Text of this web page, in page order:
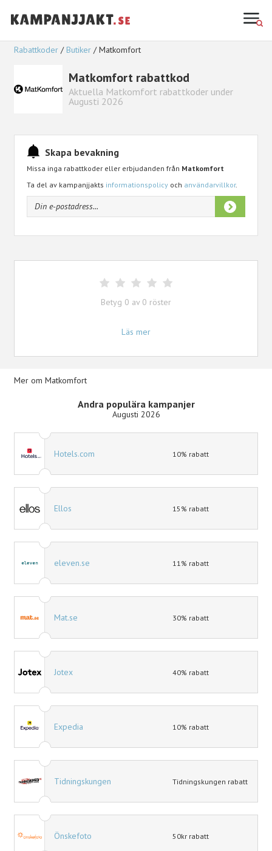
Rabattkoder Butiker Matkomfort
Matkomfort rabattkod
Aktuella Matkomfort rabattkoder under
Augusti 2026
Betyg 0 av 0 röster
Läs mer
Skapa bevakning
Missa inga rabattkoder eller erbjudanden från Matkomfort
Ta del av kampanjjakts informationspolicy och användarvillkor.
Mer om Matkomfort
Andra populära kampanjer
Augusti 2026
Hotels.com 10% rabatt
Ellos 15% rabatt
eleven.se 11% rabatt
Mat.se 30% rabatt
Jotex 40% rabatt
Expedia 10% rabatt
Tidningskungen Tidningskungen rabatt
Önskefoto 50kr rabatt